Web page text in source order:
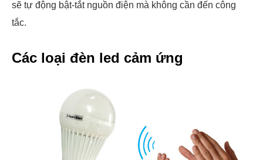
sẽ tự động bật-tắt nguồn điện mà không cần đến công
tắc.
Các loại đèn led cảm ứng